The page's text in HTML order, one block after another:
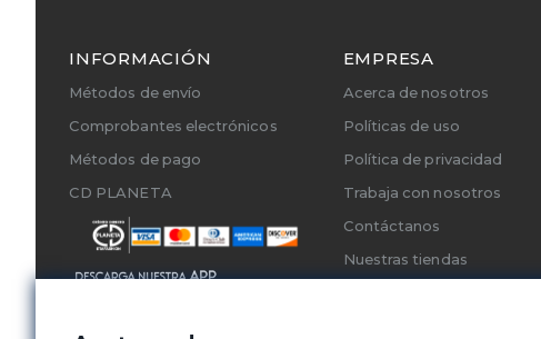
INFORMACIÓN
Métodos de envío
Comprobantes electrónicos
Métodos de pago
CD PLANETA
EMPRESA
Acerca de nosotros
Políticas de uso
Política de privacidad
Trabaja con nosotros
Contáctanos
Nuestras tiendas